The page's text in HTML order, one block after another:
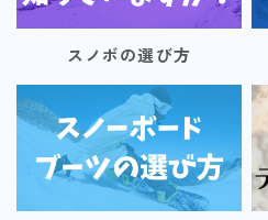
スノボの選び方